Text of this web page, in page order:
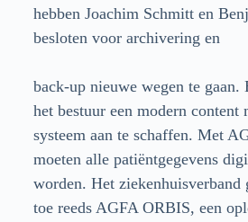
hebben Joachim Schmitt en
besloten voor archivering en
back-up nieuwe wegen te
het bestuur een modern content
systeem aan te schaffen. Met
moeten alle patiëntgegevens
worden. Het ziekenhuisverband
toe reeds AGFA ORBIS, een